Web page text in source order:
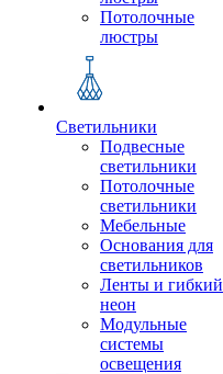
Потолочные
люстры
Светильники
Подвесные
светильники
Потолочные
светильники
Мебельные
Основания для
светильников
Ленты и гибкий
неон
Модульные
системы
освещения